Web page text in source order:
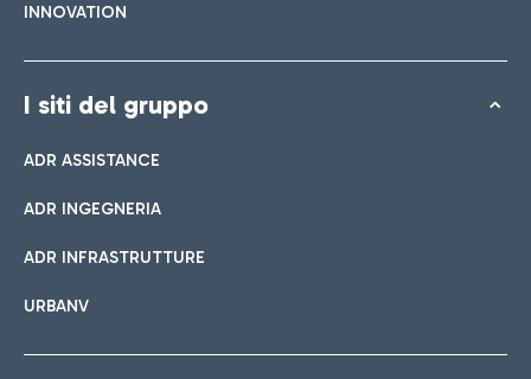
INNOVATION
I siti del gruppo
ADR ASSISTANCE
ADR INGEGNERIA
ADR INFRASTRUTTURE
URBANV